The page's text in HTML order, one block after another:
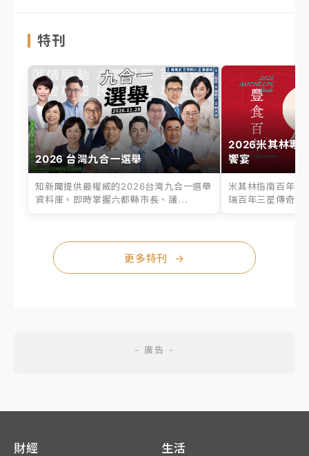
特刊
2026 台灣九合一選舉
知新聞提供最權威的2026台灣九合一選舉
資料庫。即時掌握六都縣市長、議...
2026米其林專
饗宴
米其林指南百年之
瑞百年三星傳奇、
更多特刊 →
財經 生活